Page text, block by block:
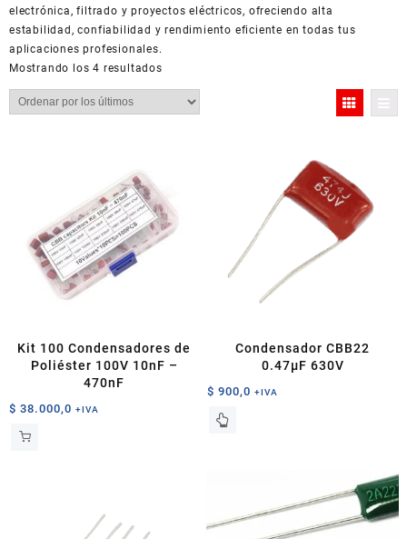
electrónica, filtrado y proyectos eléctricos, ofreciendo alta
estabilidad, confiabilidad y rendimiento eficiente en todas tus
aplicaciones profesionales.
Mostrando los 4 resultadosOrdenado
por
Kit 100 Condensadores de
Poliéster 100V 10nF –
470nF
$ 38.000,0 +IVA
Condensador CBB22
0.47µF 630V
$ 900,0 +IVA